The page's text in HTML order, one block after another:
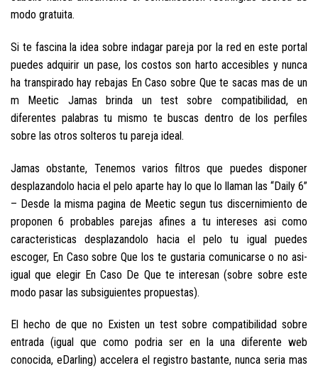
modo gratuita.
Si te fascina la idea sobre indagar pareja por la red en este portal
puedes adquirir un pase, los costos son harto accesibles y nunca
ha transpirado hay rebajas En Caso sobre Que te sacas mas de un
m Meetic Jamas brinda un test sobre compatibilidad, en
diferentes palabras tu mismo te buscas dentro de los perfiles
sobre las otros solteros tu pareja ideal.
Jamas obstante, Tenemos varios filtros que puedes disponer
desplazandolo hacia el pelo aparte hay lo que lo llaman las “Daily 6”
– Desde la misma pagina de Meetic segun tus discernimiento de
proponen 6 probables parejas afines a tu intereses asi­ como
caracteristicas desplazandolo hacia el pelo tu igual puedes
escoger, En Caso sobre Que los te gustaria comunicarse o no asi­
igual que elegir En Caso De Que te interesan (sobre sobre este
modo pasar las subsiguientes propuestas).
El hecho de que no Existen un test sobre compatibilidad sobre
entrada (igual que como podri­a ser en la una diferente web
conocida, eDarling) accelera el registro bastante, nunca seri­a mas